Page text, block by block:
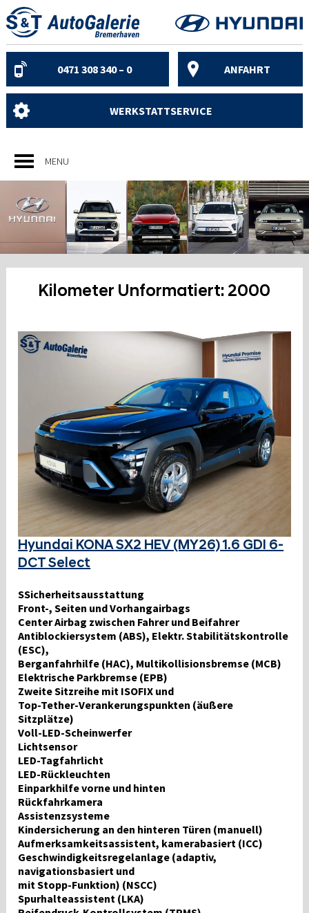
Skip
to
content
0471 308 340 – 0 ANFAHRT
WERKSTATTSERVICE
MENU
Kilometer Unformatiert: 2000
Hyundai KONA SX2 HEV (MY26) 1.6 GDI 6-
DCT Select
SSicherheitsausstattung
Front-, Seiten und Vorhangairbags
Center Airbag zwischen Fahrer und Beifahrer
Antiblockiersystem (ABS), Elektr. Stabilitätskontrolle
(ESC),
Berganfahrhilfe (HAC), Multikollisionsbremse (MCB)
Elektrische Parkbremse (EPB)
Zweite Sitzreihe mit ISOFIX und
Top-Tether-Verankerungspunkten (äußere
Sitzplätze)
Voll-LED-Scheinwerfer
Lichtsensor
LED-Tagfahrlicht
LED-Rückleuchten
Einparkhilfe vorne und hinten
Rückfahrkamera
Assistenzsysteme
Kindersicherung an den hinteren Türen (manuell)
Aufmerksamkeitsassistent, kamerabasiert (ICC)
Geschwindigkeitsregelanlage (adaptiv,
navigationsbasiert und
mit Stopp-Funktion) (NSCC)
Spurhalteassistent (LKA)